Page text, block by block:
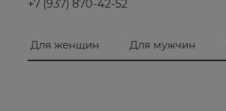
+7 (937) 870-42-52
Для женщин Для мужчин